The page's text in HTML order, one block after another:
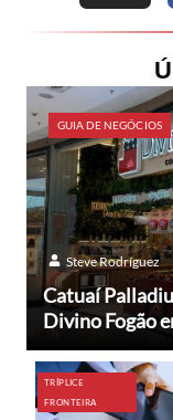
GUIA DE NEGÓCIOS
Steve Rodríguez
Catuaí
Divino Fogão
TRÍPLICE
FRONTEIRA